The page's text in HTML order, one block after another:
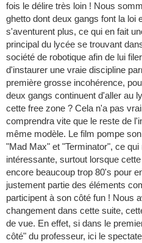
fois le délire très loin ! Nous
ghetto dont deux gangs font la loi
s'aventurent plus, ce qui en fait
principal du lycée se trouvant
société de robotique afin de lui
d'instaurer une vraie discipline
première grosse incohérence,
deux gangs continuent d'aller au
cette free zone ? Cela n'a pas
comprendra vite que le reste de
même modèle. Le film pompe
"Mad Max" et "Terminator", ce
intéressante, surtout lorsque
encore beaucoup trop 80's pour
justement partie des éléments
participent à son côté fun ! Nous
changement dans cette suite,
de vue. En effet, si dans le
côté" du professeur, ici le